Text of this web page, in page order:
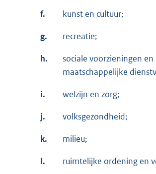
f. kunst en cultuur;
g. recreatie;
h.
sociale voorzieningen en
maatschappelijke
i. welzijn en zorg;
j. volksgezondheid;
k. milieu;
l. ruimtelijke ordening en